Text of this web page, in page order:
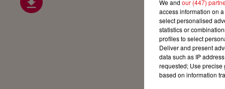
We and our (447)
access information on
select personalised
statistics or
profiles to select
Deliver and present
data such as IP
requested; Use precise
based on information